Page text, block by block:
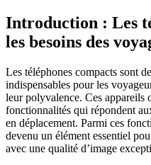
Introduction : Les
les besoins des
Les téléphones compacts sont
indispensables pour les
leur polyvalence. Ces appareils
fonctionnalités qui répondent
en déplacement. Parmi ces
devenu un élément essentiel
avec une qualité d’image